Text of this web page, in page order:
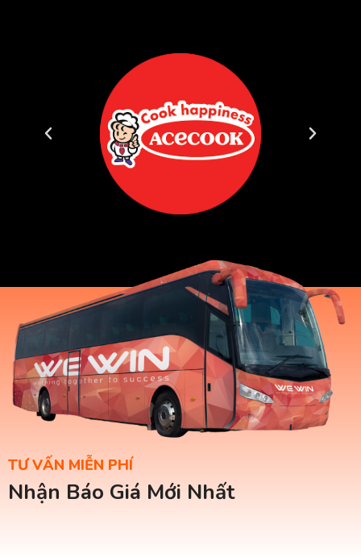
TƯ VẤN MIỄN PHÍ
Nhận Báo Giá Mới Nhất